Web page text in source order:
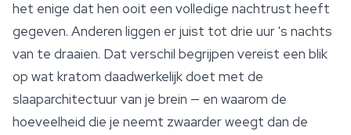
het enige dat hen ooit een volledige nachtrust heeft
gegeven. Anderen liggen er juist tot drie uur 's nachts
van te draaien. Dat verschil begrijpen vereist een blik
op wat kratom daadwerkelijk doet met de
slaaparchitectuur van je brein — en waarom de
hoeveelheid die je neemt zwaarder weegt dan de